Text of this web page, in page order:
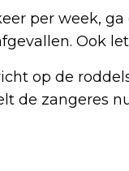
per week,
Ook
op de
de zangeres